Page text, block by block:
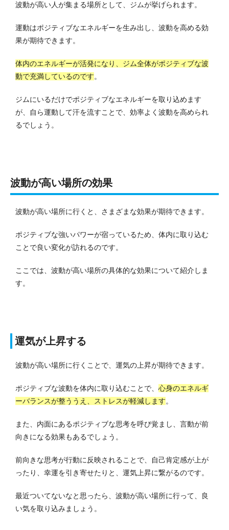
波動が高い人が集まる場所として、ジムが挙げられます。
運動はポジティブなエネルギーを生み出し、波動を高める効
果が期待できます。
体内のエネルギーが活発になり、ジム全体がポジティブな波
動で充満しているのです。
ジムにいるだけでポジティブなエネルギーを取り込めます
が、自ら運動して汗を流すことで、効率よく波動を高められ
るでしょう。
波動が高い場所の効果
波動が高い場所に行くと、さまざまな効果が期待できます。
ポジティブな強いパワーが宿っているため、体内に取り込む
ことで良い変化が訪れるのです。
ここでは、波動が高い場所の具体的な効果について紹介しま
す。
運気が上昇する
波動が高い場所に行くことで、運気の上昇が期待できます。
ポジティブな波動を体内に取り込むことで、 心身のエネルギ
ーバランスが整ううえ、ストレスが軽減します。
また、内面にあるポジティブな思考を呼び覚まし、言動が前
向きになる効果もあるでしょう。
前向きな思考が行動に反映されることで、自己肯定感が上が
ったり、幸運を引き寄せたりと、運気上昇に繋がるのです。
最近ついてないなと思ったら、波動が高い場所に行って、良
い気を取り込みましょう。